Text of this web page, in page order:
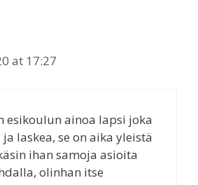
at 17:27
esikoulun ainoa lapsi joka
laskea, se on aika yleistä
ihan samoja asioita
olinhan itse